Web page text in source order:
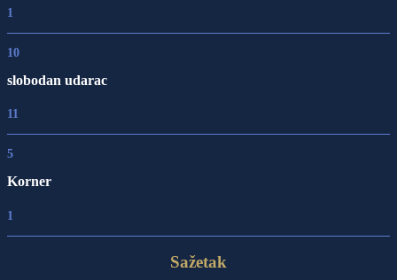
1
10
slobodan udarac
11
5
Korner
1
Sažetak